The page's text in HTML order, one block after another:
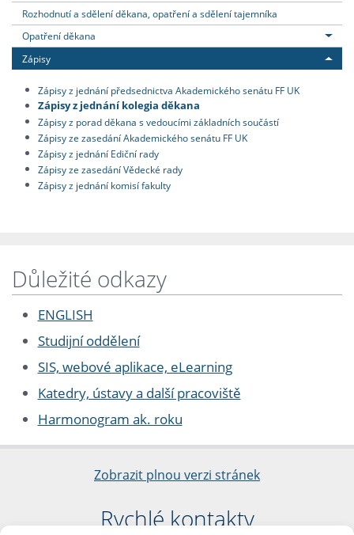
Rozhodnutí a sdělení děkana, opatření a sdělení tajemníka
Opatření děkana
Zápisy
Zápisy z jednání předsednictva Akademického senátu FF UK
Zápisy z jednání kolegia děkana
Zápisy z porad děkana s vedoucími základních součástí
Zápisy ze zasedání Akademického senátu FF UK
Zápisy z jednání Ediční rady
Zápisy ze zasedání Vědecké rady
Zápisy z jednání komisí fakulty
Důležité odkazy
ENGLISH
Studijní oddělení
SIS, webové aplikace, eLearning
Katedry, ústavy a další pracoviště
Harmonogram ak. roku
Zobrazit plnou verzi stránek
Rychlé kontakty